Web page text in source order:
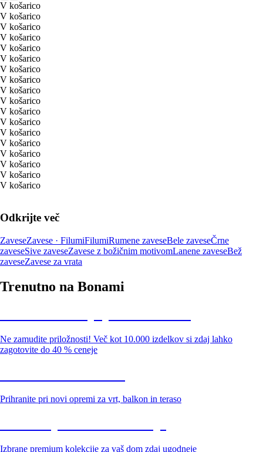
V košarico
V košarico
V košarico
V košarico
V košarico
V košarico
V košarico
V košarico
V košarico
V košarico
V košarico
V košarico
V košarico
V košarico
V košarico
V košarico
V košarico
V košarico
Odkrijte več
ZaveseZavese · FilumiFilumiRumene zaveseBele zaveseČrne
zaveseSive zaveseZavese z božičnim motivomLanene zaveseBež
zaveseZavese za vrata
Trenutno na Bonami
Ne zamudite priložnosti! Več kot 10.000 izdelkov si zdaj lahko
zagotovite do 40 % ceneje
Prihranite pri novi opremi za vrt, balkon in teraso
Izbrane premium kolekcije za vaš dom zdaj ugodneje